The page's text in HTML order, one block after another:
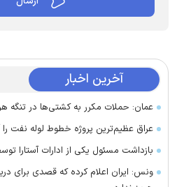
آخرین اخبار
عمان: حملات مکرر به کشتی‌ها در تنگه
عراق عظیم‌ترین پروژه خطوط لوله نفت را
بازداشت مسئول یکی از ادارات آستارا
ونس: ایران اعلام کرده که قصدی برای